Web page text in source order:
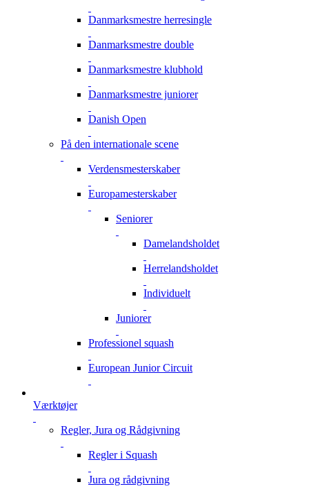
Danmarksmestre herresingle
Danmarksmestre double
Danmarksmestre klubhold
Danmarksmestre juniorer
Danish Open
På den internationale scene
Verdensmesterskaber
Europamesterskaber
Seniorer
Damelandsholdet
Herrelandsholdet
Individuelt
Juniorer
Professionel squash
European Junior Circuit
Værktøjer
Regler, Jura og Rådgivning
Regler i Squash
Jura og rådgivning